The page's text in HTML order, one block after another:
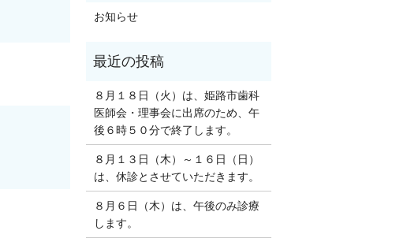
お知らせ
８月１８日（火）は、姫路市歯科
医師会・理事会に出席のため、午
後６時５０分で終了します。
８月１３日（木）～１６日（日）
は、休診とさせていただきます。
８月６日（木）は、午後のみ診療
します。